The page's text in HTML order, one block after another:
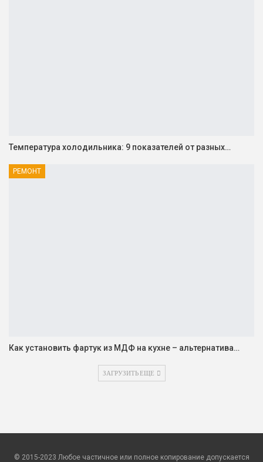
Температура холодильника: 9 показателей от разных…
РЕМОНТ
Как установить фартук из МДФ на кухне – альтернатива…
ЗАГРУЗИТЬ ЕЩЕ
© 2015-2023 Любое частичное или полное копирование допускается